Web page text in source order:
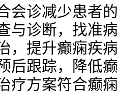
诊减少患者的
诊断，找准病
提升癫痫疾病
跟踪，降低癫
方案符合癫痫